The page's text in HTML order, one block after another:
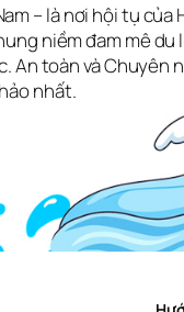
– là nơi hội tụ của
niềm đam mê
An toàn và Chuyên
nhất.